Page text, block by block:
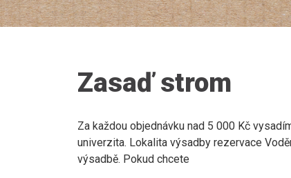
Zasaď strom
Za každou objednávku nad 5 000 Kč
univerzita. Lokalita výsadby rezervace
výsadbě. Pokud chcete